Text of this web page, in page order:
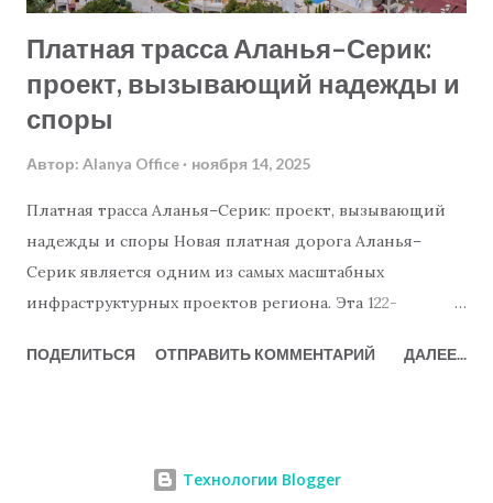
доверенности не является бесплатным и стоит почти
столько же, сколько выдача новой. Необходимо ли
отзывать вашу доверенность? Как в...
Платная трасса Аланья–Серик:
проект, вызывающий надежды и
споры
Автор: Alanya Office ноября 14, 2025
Платная трасса Аланья–Серик: проект, вызывающий
надежды и споры Новая платная дорога Аланья–
Серик является одним из самых масштабных
инфраструктурных проектов региона. Эта 122-
сократить время в пути между Антальей и Аланьей,
воздействия на окружающую среду, непрозрачности
ПОДЕЛИТЬСЯ ОТПРАВИТЬ КОММЕНТАРИЙ ДАЛЕЕ...
Технологии Blogger